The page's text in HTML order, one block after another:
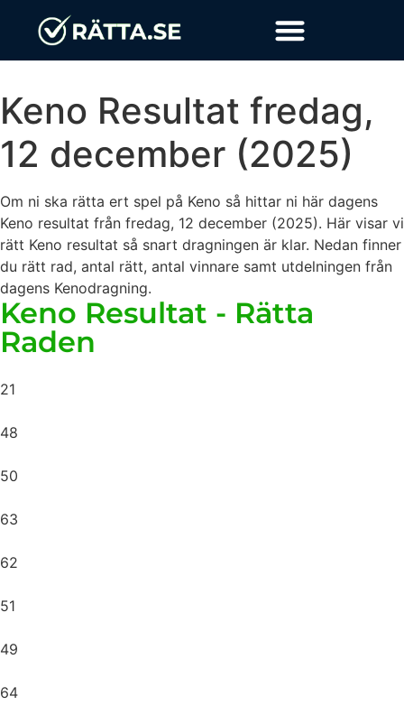
Keno Resultat fredag,
12 december (2025)
Om ni ska rätta ert spel på Keno så hittar ni här dagens
Keno resultat från fredag, 12 december (2025). Här visar vi
rätt Keno resultat så snart dragningen är klar. Nedan finner
du rätt rad, antal rätt, antal vinnare samt utdelningen från
dagens Kenodragning.
Keno Resultat - Rätta
Raden
21
48
50
63
62
51
49
64